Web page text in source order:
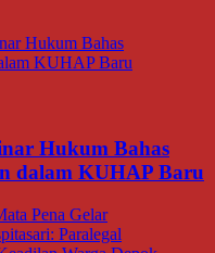
Hukum Bahas
dalam KUHAP Baru